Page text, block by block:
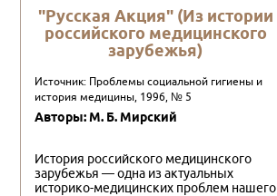
"Русская Акция" (Из истории
российского медицинского
зарубежья)
Источник: Проблемы социальной гигиены и
история медицины, 1996, № 5
Авторы: М. Б. Мирский
История российского медицинского
зарубежья — одна из актуальных
историко-медицинских проблем нашего